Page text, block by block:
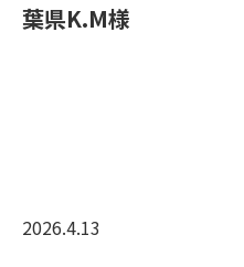
葉県K.M様
2026.4.13